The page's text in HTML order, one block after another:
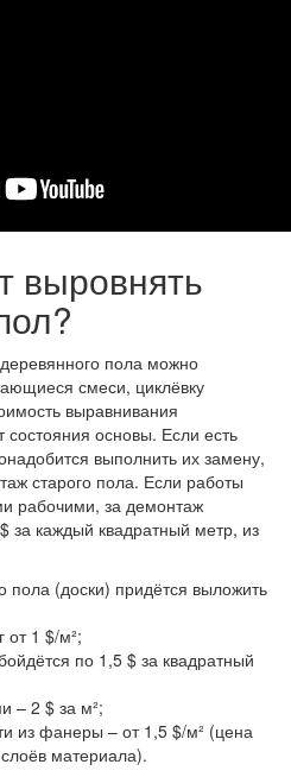
выровнять
пола можно
смеси, циклёвку
выравнивания
состояния основы. Если есть
выполнить их замену,
старого пола. Если работы
рабочими, за демонтаж
за каждый квадратный метр, из
пола (доски) придётся выложить
от 1 $/м²;
по 1,5 $ за квадратный
– 2 $ за м²;
из фанеры – от 1,5 $/м² (цена
материала).